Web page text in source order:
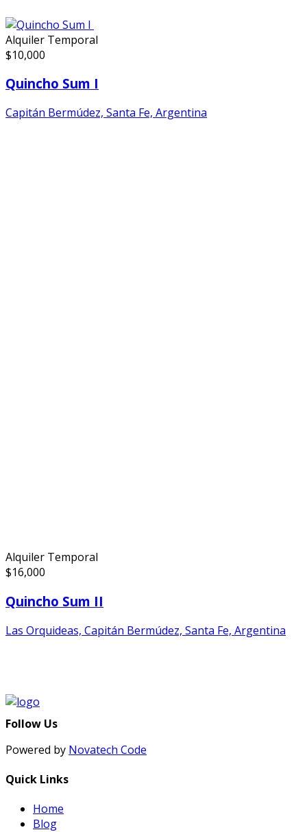
Alquiler Temporal
$10,000
Quincho Sum I
Capitán Bermúdez, Santa Fe, Argentina
Alquiler Temporal
$16,000
Quincho Sum II
Las Orquideas, Capitán Bermúdez, Santa Fe, Argentina
Follow Us
Powered by Novatech Code
Quick Links
Home
Blog